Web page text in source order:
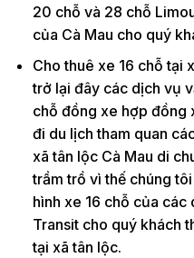
20 chỗ và 28 chỗ
của Cà Mau cho quý
Cho thuê xe 16 chỗ tại
trở lại đây các dịch vụ
chỗ đồng xe hợp đồng
đi du lịch tham quan
xã tân lộc Cà Mau di
trầm trồ vì thế chúng
hình xe 16 chỗ của các
Transit cho quý khách
tại xã tân lộc.